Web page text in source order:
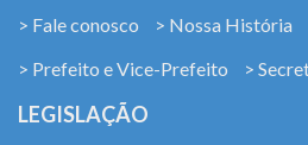
> Fale conosco
> Nossa História
> Prefeito e Vice-Prefeito
>
LEGISLAÇÃO